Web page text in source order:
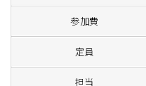
参加費
定員
担当